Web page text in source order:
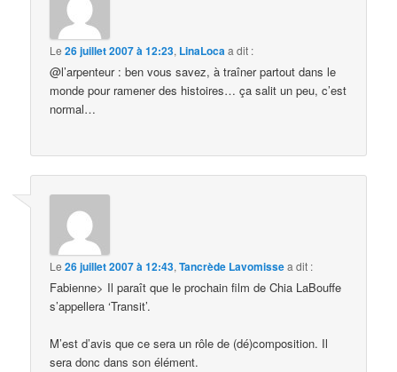
Le26 juillet 2007 à 12:23, LinaLocaa dit :
@l’arpenteur : ben vous savez, à traîner partout dans le
monde pour ramener des histoires… ça salit un peu, c’est
normal…
Le26 juillet 2007 à 12:43,Tancrède Lavomissea dit :
Fabienne> Il paraît que le prochain film de Chia LaBouffe
s’appellera ‘Transit’.
M’est d’avis que ce sera un rôle de (dé)composition. Il
sera donc dans son élément.